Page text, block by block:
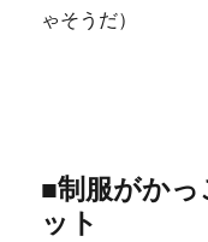
ゃそうだ）
■制服がか
ット